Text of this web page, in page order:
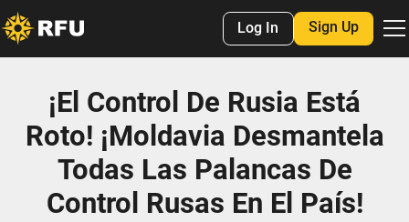
Log In Sign Up
¡El Control De Rusia Está
Roto! ¡Moldavia Desmantela
Todas Las Palancas De
Control Rusas En El País!